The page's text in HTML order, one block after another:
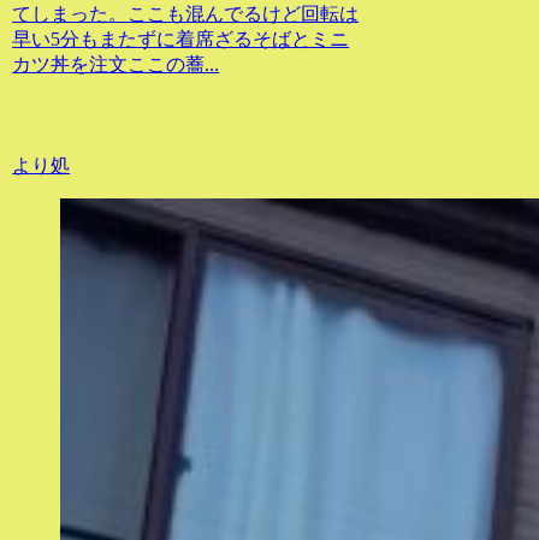
てしまった。ここも混んでるけど回転は
早い5分もまたずに着席ざるそばとミニ
カツ丼を注文ここの蕎...
より処